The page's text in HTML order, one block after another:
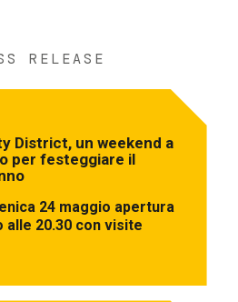
RELEASE
District, un weekend a
per festeggiare il
24 maggio apertura
20.30 con visite